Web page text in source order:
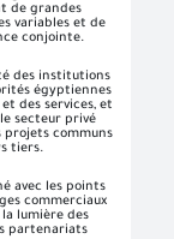
de grandes
variables et de
conjointe.
des institutions
égyptiennes
des services, et
secteur privé
projets communs
tiers.
avec les points
commerciaux
lumière des
partenariats